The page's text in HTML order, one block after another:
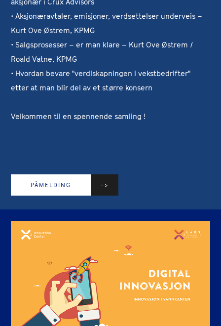
• Aksjonæravtaler, emisjoner, verdsettelser underveis –
Kurt Ove Østrem, KPMG
• Salgsprosesser – er man klare – Kurt Ove Østrem /
Roald Vatne, KPMG
• Hvordan bevare "verdiskapningen i vekstbedrifter"
etter at man blir del av et større konsern
Velkommen til en spennende samling !
PÅMELDING